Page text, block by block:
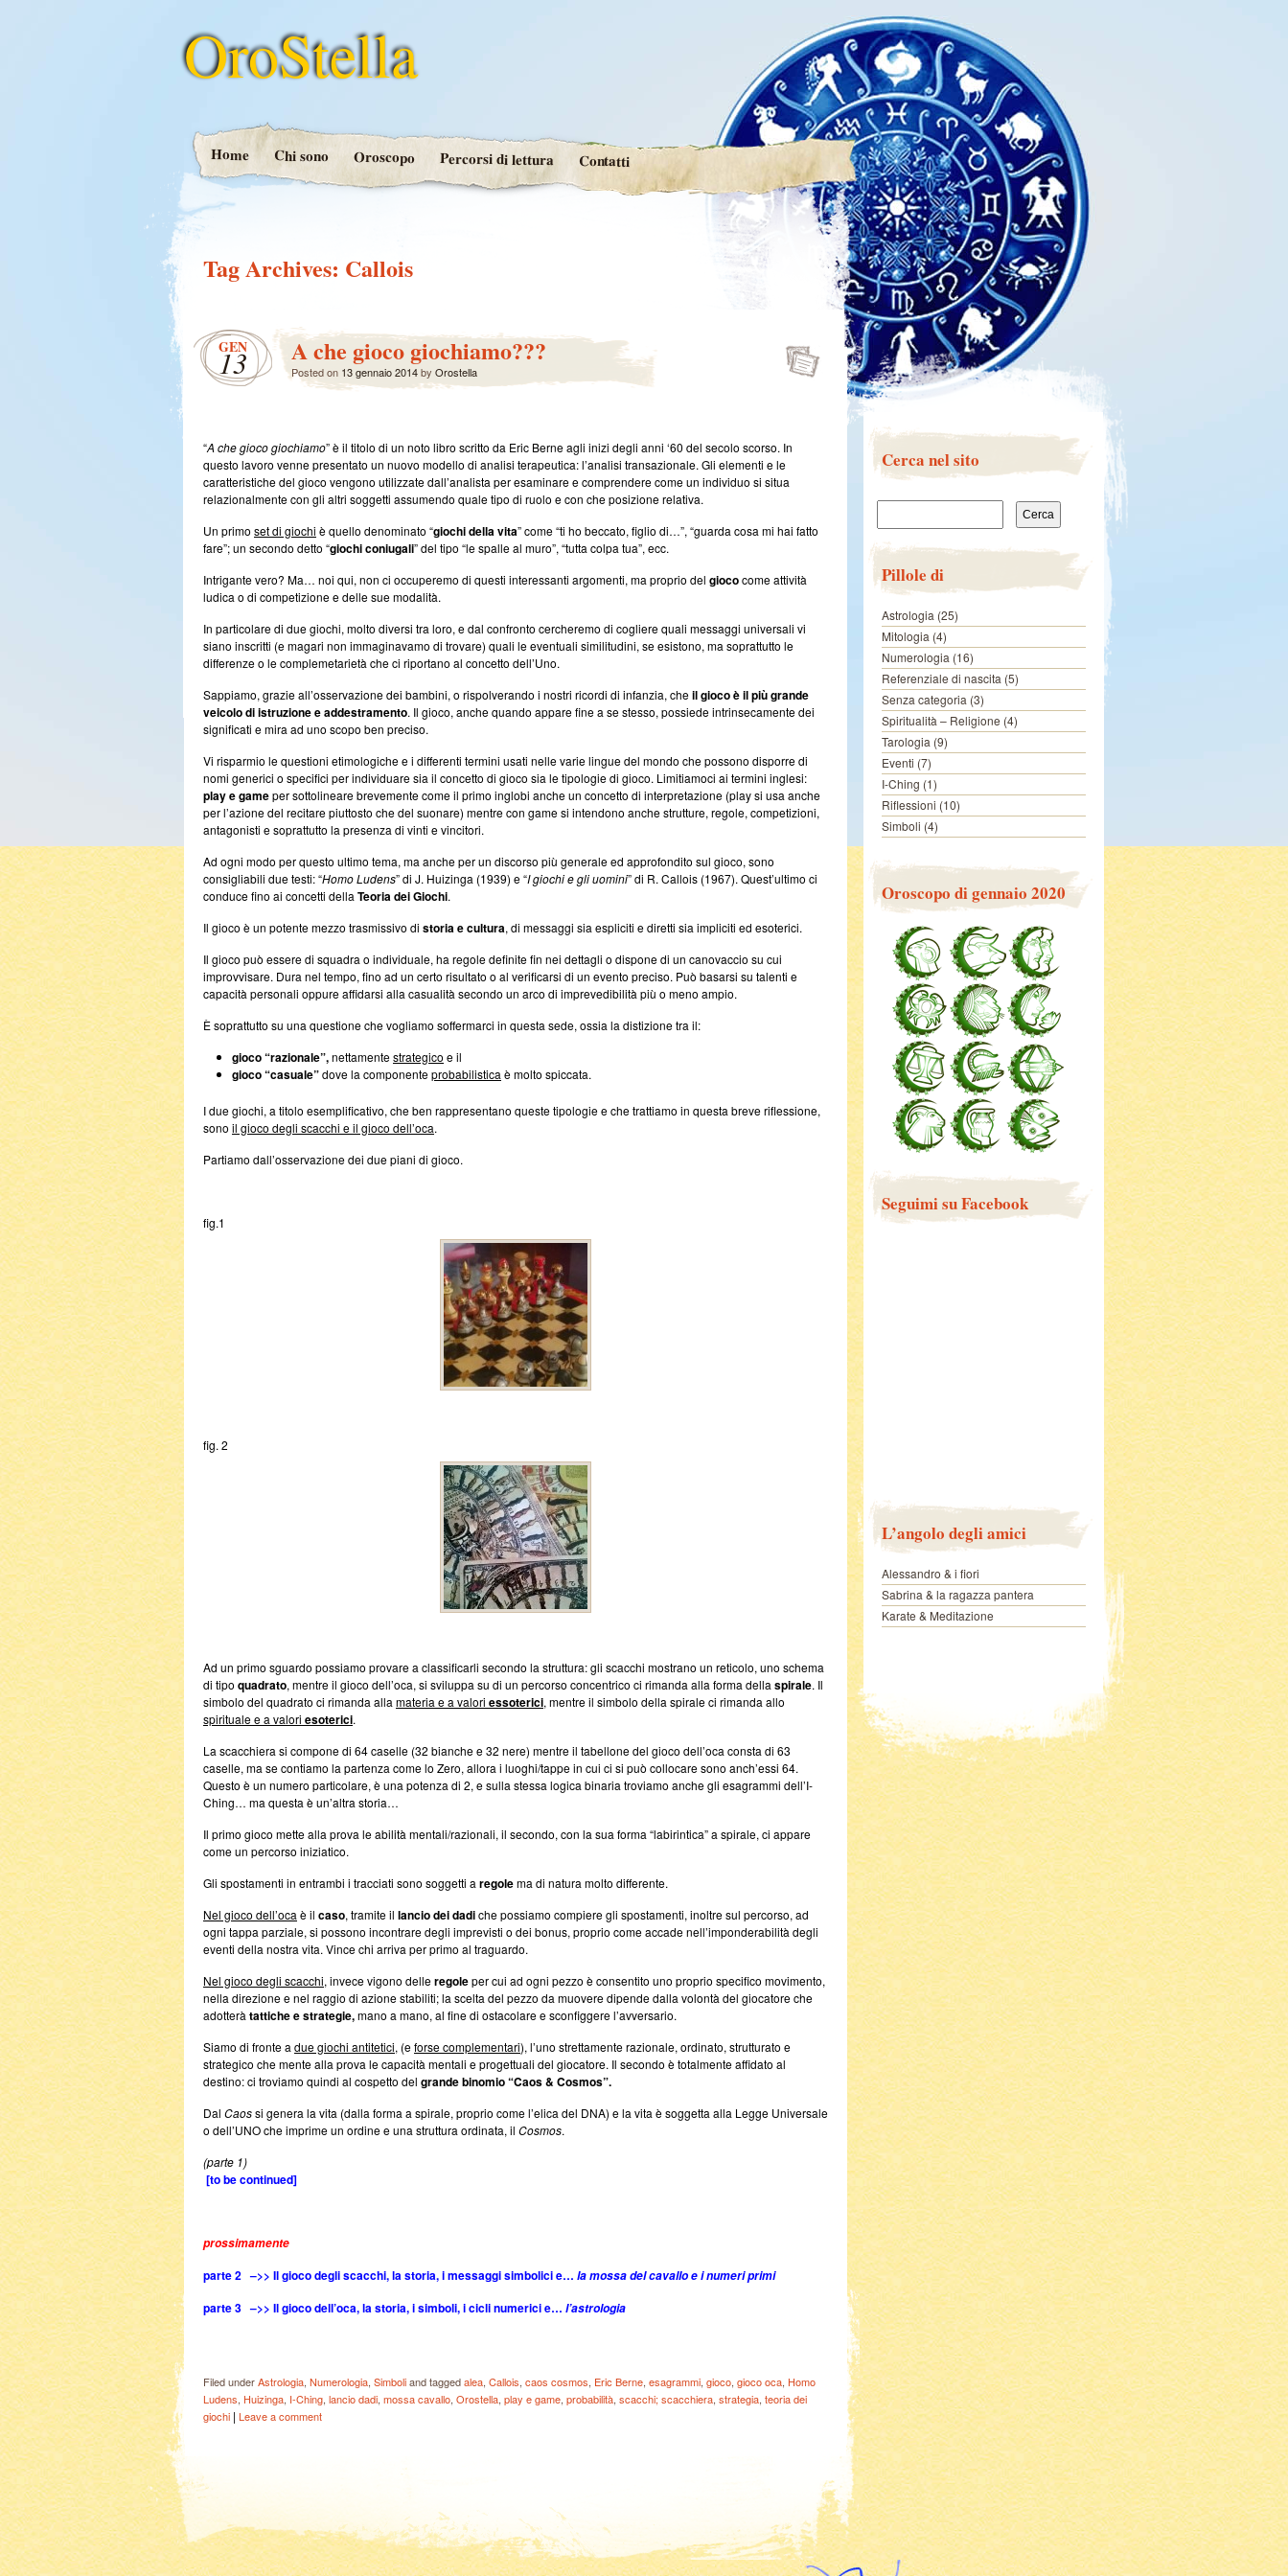
OroStella
Home Chi sono Oroscopo Percorsi di lettura Contatti
Tag Archives: Callois
GEN
13 A che gioco giochiamo???
Posted on 13 gennaio 2014by Orostella
“A che gioco giochiamo” è il titolo di un noto libro scritto da Eric Berne agli inizi degli anni ‘60 del secolo scorso. In
questo lavoro venne presentato un nuovo modello di analisi terapeutica: l’analisi transazionale. Gli elementi e le
caratteristiche del gioco vengono utilizzate dall’analista per esaminare e comprendere come un individuo si situa
relazionalmente con gli altri soggetti assumendo quale tipo di ruolo e con che posizione relativa.
Un primo set di giochi è quello denominato “giochi della vita” come “ti ho beccato, figlio di…”, “guarda cosa mi hai fatto
fare”; un secondo detto “giochi coniugali” del tipo “le spalle al muro”, “tutta colpa tua”, ecc.
Intrigante vero? Ma… noi qui, non ci occuperemo di questi interessanti argomenti, ma proprio del giococome attività
ludica o di competizione e delle sue modalità.
In particolare di due giochi, molto diversi tra loro, e dal confronto cercheremo di cogliere quali messaggi universali vi
siano inscritti (e magari non immaginavamo di trovare) quali le eventuali similitudini, se esistono, ma soprattutto le
differenze o le complemetarietà che ci riportano al concetto dell’Uno.
Sappiamo, grazie all’osservazione dei bambini, o rispolverando i nostri ricordi di infanzia, cheil gioco è il più grande
veicolo di istruzione e addestramento. Il gioco, anche quando appare fine a se stesso, possiede intrinsecamente dei
significati e mira ad uno scopo ben preciso.
Vi risparmio le questioni etimologiche e i differenti termini usati nelle varie lingue del mondo che possono disporre di
nomi generici o specifici per individuare sia il concetto di gioco sia le tipologie di gioco. Limitiamoci ai termini inglesi:
play e gameper sottolineare brevemente come il primo inglobi anche un concetto di interpretazione (play si usa anche
per l’azione del recitare piuttosto che del suonare) mentre con game si intendono anche strutture, regole, competizioni,
antagonisti e soprattutto la presenza di vinti e vincitori.
Ad ogni modo per questo ultimo tema, ma anche per un discorso più generale ed approfondito sul gioco, sono
consigliabili due testi: “Homo Ludens” di J. Huizinga (1939) e “I giochi e gli uomini” di R. Callois (1967). Quest’ultimo ci
conduce fino ai concetti della Teoria dei Giochi.
Il gioco è un potente mezzo trasmissivo di storia e cultura, di messaggi sia espliciti e diretti sia impliciti ed esoterici.
Il gioco può essere di squadra o individuale, ha regole definite fin nei dettagli o dispone di un canovaccio su cui
improvvisare. Dura nel tempo, fino ad un certo risultato o al verificarsi di un evento preciso. Può basarsi su talenti e
capacità personali oppure affidarsi alla casualità secondo un arco di imprevedibilità più o meno ampio.
È soprattutto su una questione che vogliamo soffermarci in questa sede, ossia la distizione tra il:
gioco “razionale”,nettamentestrategico e il
gioco “casuale”dove la componenteprobabilistica è molto spiccata.
I due giochi, a titolo esemplificativo, che ben rappresentano queste tipologie e che trattiamo in questa breve riflessione,
sono il gioco degli scacchi e il gioco dell’oca.
Partiamo dall’osservazione dei due piani di gioco.
fig.1
fig. 2
Ad un primo sguardo possiamo provare a classificarli secondo la struttura: gli scacchi mostrano un reticolo, uno schema
di tipo quadrato, mentre il gioco dell’oca, si sviluppa su di un percorso concentrico ci rimanda alla forma della spirale. Il
simbolo del quadrato ci rimanda alla materia e a valori essoterici, mentre il simbolo della spirale ci rimanda allo
spirituale e a valori esoterici.
La scacchiera si compone di 64 caselle (32 bianche e 32 nere) mentre il tabellone del gioco dell’oca consta di 63
caselle, ma se contiamo la partenza come lo Zero, allora i luoghi/tappe in cui ci si può collocare sono anch’essi 64.
Questo è un numero particolare, è una potenza di 2, e sulla stessa logica binaria troviamo anche gli esagrammi dell’I-
Ching… ma questa è un’altra storia…
Il primo gioco mette alla prova le abilità mentali/razionali, il secondo, con la sua forma “labirintica” a spirale, ci appare
come un percorso iniziatico.
Gli spostamenti in entrambi i tracciati sono soggetti a regolema di natura molto differente.
Nel gioco dell’oca è il caso, tramite il lancio dei dadiche possiamo compiere gli spostamenti, inoltre sul percorso, ad
ogni tappa parziale, si possono incontrare degli imprevisti o dei bonus, proprio come accade nell’imponderabilità degli
eventi della nostra vita. Vince chi arriva per primo al traguardo.
Nel gioco degli scacchi, invece vigono delleregoleper cui ad ogni pezzo è consentito uno proprio specifico movimento,
nella direzione e nel raggio di azione stabiliti; la scelta del pezzo da muovere dipende dalla volontà del giocatore che
adotterà tattiche e strategie,mano a mano, al fine di ostacolare e sconfiggere l’avversario.
Siamo di fronte a due giochi antitetici, (eforse complementari), l’uno strettamente razionale, ordinato, strutturato e
strategico che mente alla prova le capacità mentali e progettuali del giocatore. Il secondo è totalmente affidato al
destino: ci troviamo quindi al cospetto del grande binomio “Caos & Cosmos”.
Dal Caossi genera la vita (dalla forma a spirale, proprio come l’elica del DNA) e la vita è soggetta alla Legge Universale
o dell’UNO che imprime un ordine e una struttura ordinata, il Cosmos.
(parte 1)
[to be continued]
prossimamente
parte 2 –>> Il gioco degli scacchi, la storia, i messaggi simbolici e… la mossa del cavallo e i numeri primi
parte 3 –>> Il gioco dell’oca, la storia, i simboli, i cicli numerici e… l’astrologia
Filed underAstrologia, Numerologia, Simboliand taggedalea, Callois, caos cosmos, Eric Berne, esagrammi, gioco, gioco oca, Homo
Ludens, Huizinga, I-Ching, lancio dadi, mossa cavallo, Orostella, play e game, probabilità, scacchi; scacchiera, strategia, teoria dei
giochi | Leave a comment
Cerca nel sito
Ricerca per:
Pillole di
Astrologia (25)
Mitologia (4)
Numerologia (16)
Referenziale di nascita (5)
Senza categoria (3)
Spiritualità – Religione (4)
Tarologia (9)
Eventi (7)
I-Ching (1)
Riflessioni (10)
Simboli (4)
Oroscopo di gennaio 2020
Seguimi su Facebook
L’angolo degli amici
Alessandro & i fiori
Sabrina & la ragazza pantera
Karate & Meditazione